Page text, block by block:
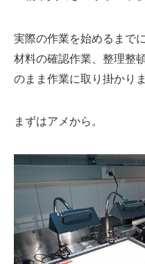
実際の作業を始めるまで
材料の確認作業、整理整
のまま作業に取り掛かりま
まずはアメから。